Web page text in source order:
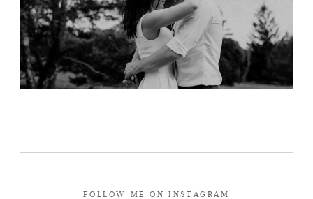
FOLLOW ME ON INSTAGRAM